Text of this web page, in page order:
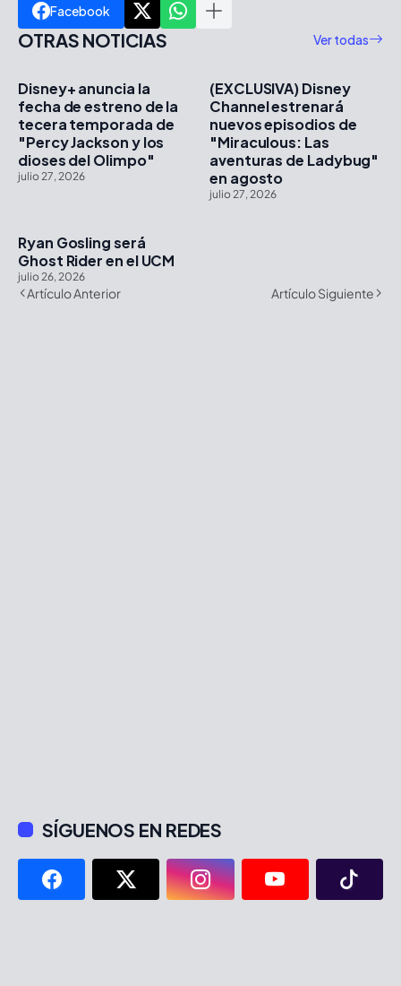
Facebook
OTRAS NOTICIAS Ver todas
Disney+ anuncia la
fecha de estreno de la
tecera temporada de
"Percy Jackson y los
dioses del Olimpo"
julio 27, 2026
(EXCLUSIVA) Disney
Channel estrenará
nuevos episodios de
"Miraculous: Las
aventuras de Ladybug"
en agosto
julio 27, 2026
Ryan Gosling será
Ghost Rider en el UCM
julio 26, 2026
Artículo Anterior Artículo Siguiente
SÍGUENOS EN REDES